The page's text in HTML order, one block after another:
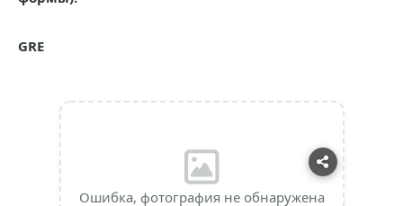
GRE
Ошибка, фотография не обнаружена